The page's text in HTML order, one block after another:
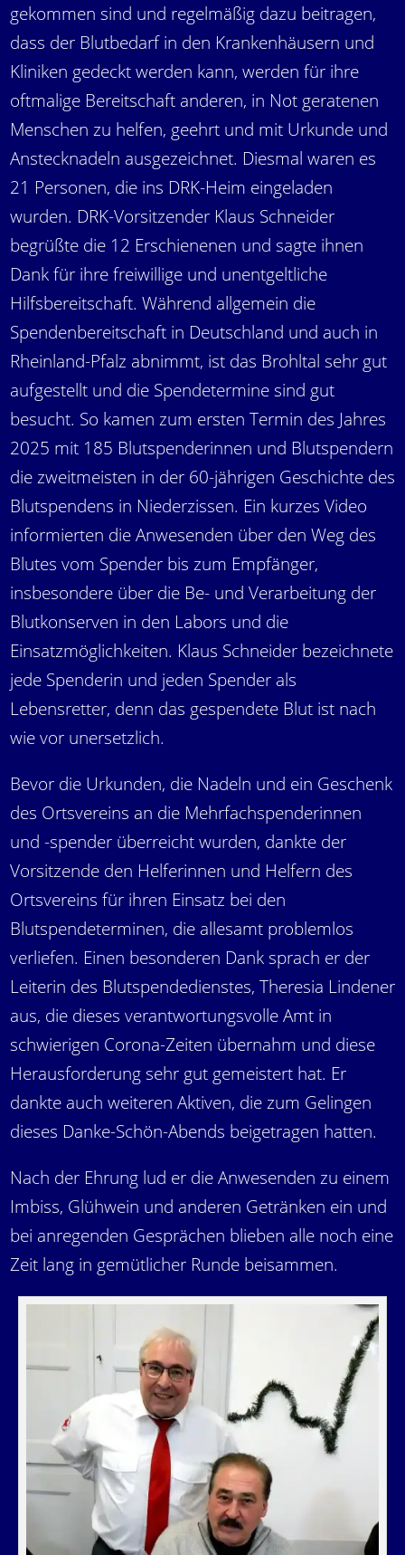
gekommen sind und regelmäßig dazu beitragen,
dass der Blutbedarf in den Krankenhäusern und
Kliniken gedeckt werden kann, werden für ihre
oftmalige Bereitschaft anderen, in Not geratenen
Menschen zu helfen, geehrt und mit Urkunde und
Anstecknadeln ausgezeichnet. Diesmal waren es
21 Personen, die ins DRK-Heim eingeladen
wurden. DRK-Vorsitzender Klaus Schneider
begrüßte die 12 Erschienenen und sagte ihnen
Dank für ihre freiwillige und unentgeltliche
Hilfsbereitschaft. Während allgemein die
Spendenbereitschaft in Deutschland und auch in
Rheinland-Pfalz abnimmt, ist das Brohltal sehr gut
aufgestellt und die Spendetermine sind gut
besucht. So kamen zum ersten Termin des Jahres
2025 mit 185 Blutspenderinnen und Blutspendern
die zweitmeisten in der 60-jährigen Geschichte des
Blutspendens in Niederzissen. Ein kurzes Video
informierten die Anwesenden über den Weg des
Blutes vom Spender bis zum Empfänger,
insbesondere über die Be- und Verarbeitung der
Blutkonserven in den Labors und die
Einsatzmöglichkeiten. Klaus Schneider bezeichnete
jede Spenderin und jeden Spender als
Lebensretter, denn das gespendete Blut ist nach
wie vor unersetzlich.
Bevor die Urkunden, die Nadeln und ein Geschenk
des Ortsvereins an die Mehrfachspenderinnen
und -spender überreicht wurden, dankte der
Vorsitzende den Helferinnen und Helfern des
Ortsvereins für ihren Einsatz bei den
Blutspendeterminen, die allesamt problemlos
verliefen. Einen besonderen Dank sprach er der
Leiterin des Blutspendedienstes, Theresia Lindener
aus, die dieses verantwortungsvolle Amt in
schwierigen Corona-Zeiten übernahm und diese
Herausforderung sehr gut gemeistert hat. Er
dankte auch weiteren Aktiven, die zum Gelingen
dieses Danke-Schön-Abends beigetragen hatten.
Nach der Ehrung lud er die Anwesenden zu einem
Imbiss, Glühwein und anderen Getränken ein und
bei anregenden Gesprächen blieben alle noch eine
Zeit lang in gemütlicher Runde beisammen.